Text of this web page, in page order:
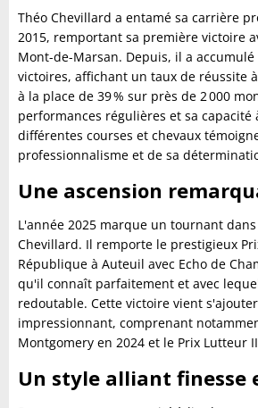
Théo Chevillard a entamé sa carrière
2015, remportant sa première victoire
Mont-de-Marsan. Depuis, il a
victoires, affichant un taux de réussite
à la place de 39 % sur près de 2 000
performances régulières et sa capacité
différentes courses et chevaux
professionnalisme et de sa
Une ascension
L'année 2025 marque un tournant
Chevillard. Il remporte le prestigieux
République à Auteuil avec Echo de
qu'il connaît parfaitement et avec
redoutable. Cette victoire vient
impressionnant, comprenant
Montgomery en 2024 et le Prix Lutteur
Un style alliant finesse